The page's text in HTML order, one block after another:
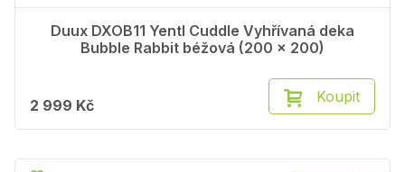
Duux DXOB11 Yentl Cuddle Vyhřívaná deka
Bubble Rabbit béžová (200 x 200)
2 999 Kč Koupit